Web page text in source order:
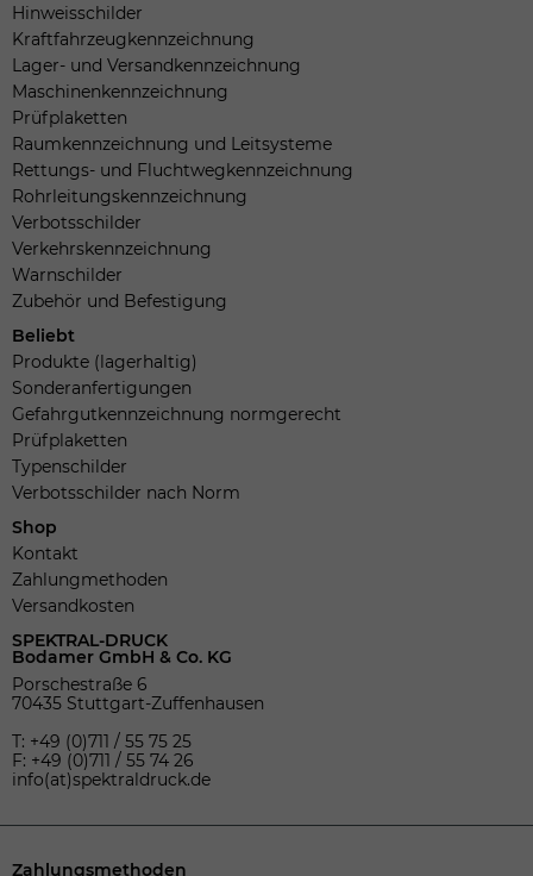
Hinweisschilder
Kraftfahrzeugkennzeichnung
Lager- und Versandkennzeichnung
Maschinenkennzeichnung
Prüfplaketten
Raumkennzeichnung und Leitsysteme
Rettungs- und Fluchtwegkennzeichnung
Rohrleitungskennzeichnung
Verbotsschilder
Verkehrskennzeichnung
Warnschilder
Zubehör und Befestigung
Beliebt
Produkte (lagerhaltig)
Sonderanfertigungen
Gefahrgutkennzeichnung normgerecht
Prüfplaketten
Typenschilder
Verbotsschilder nach Norm
Shop
Kontakt
Zahlungmethoden
Versandkosten
SPEKTRAL-DRUCK
Bodamer GmbH & Co. KG
Porschestraße 6
70435 Stuttgart-Zuffenhausen
T: +49 (0)711 / 55 75 25
F: +49 (0)711 / 55 74 26
info(at)spektraldruck.de
Zahlungsmethoden